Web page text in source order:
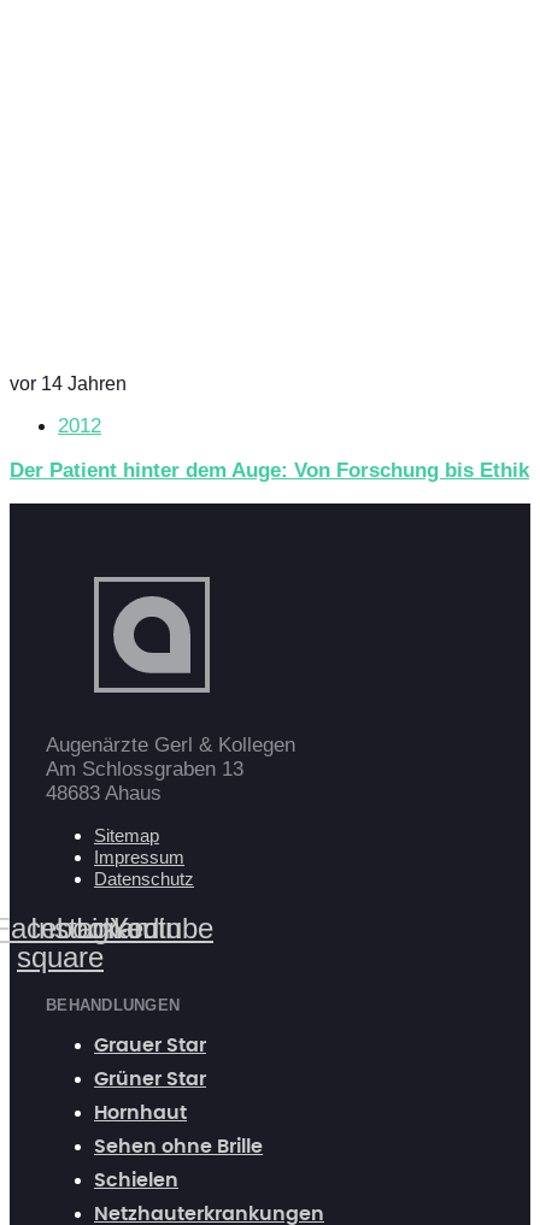
vor 14 Jahren
2012
Der Patient hinter dem Auge: Von Forschung bis Ethik
Augenärzte Gerl & Kollegen
Am Schlossgraben 13
48683 Ahaus
Sitemap
Impressum
Datenschutz
square
Instagram
Linkedin
Youtube
BEHANDLUNGEN
Grauer Star
Grüner Star
Hornhaut
Sehen ohne Brille
Schielen
Netzhauterkrankungen